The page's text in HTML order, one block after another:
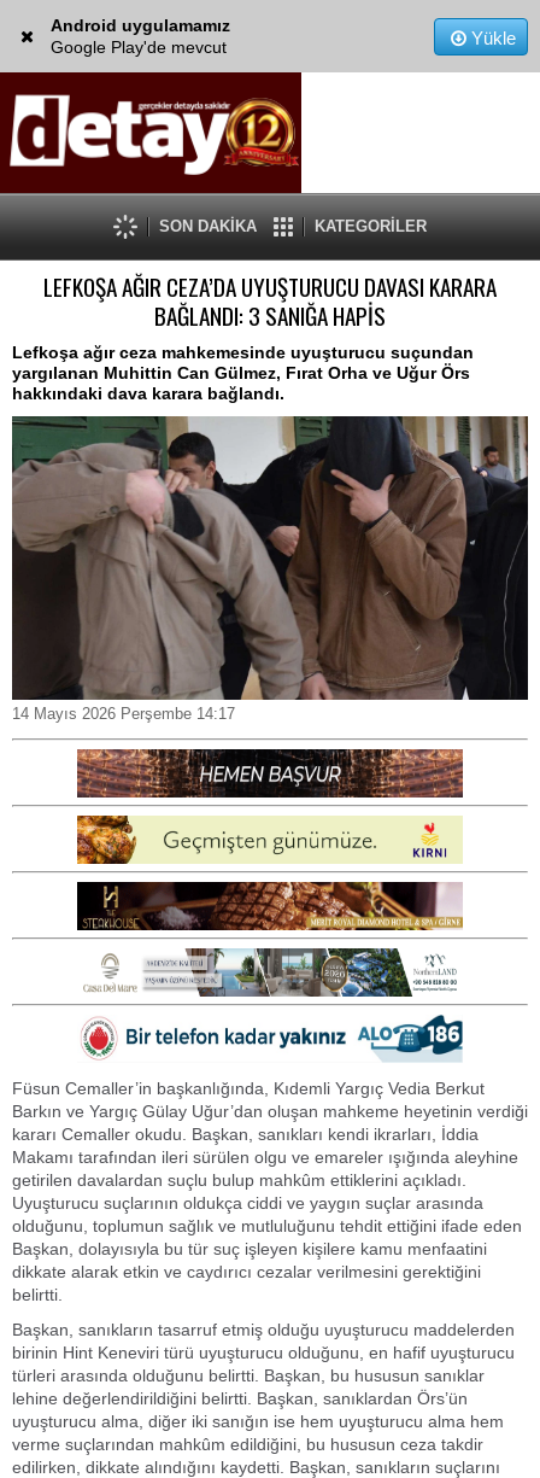
Android uygulamamız
Google Play'de mevcut
Yükle
SON DAKİKA KATEGORİLER
LEFKOŞA AĞIR CEZA’DA UYUŞTURUCU DAVASI KARARA
BAĞLANDI: 3 SANIĞA HAPİS
Lefkoşa ağır ceza mahkemesinde uyuşturucu suçundan
yargılanan Muhittin Can Gülmez, Fırat Orha ve Uğur Örs
hakkındaki dava karara bağlandı.
14 Mayıs 2026 Perşembe 14:17
Füsun Cemaller’in başkanlığında, Kıdemli Yargıç Vedia Berkut
Barkın ve Yargıç Gülay Uğur’dan oluşan mahkeme heyetinin verdiği
kararı Cemaller okudu. Başkan, sanıkları kendi ikrarları, İddia
Makamı tarafından ileri sürülen olgu ve emareler ışığında aleyhine
getirilen davalardan suçlu bulup mahkûm ettiklerini açıkladı.
Uyuşturucu suçlarının oldukça ciddi ve yaygın suçlar arasında
olduğunu, toplumun sağlık ve mutluluğunu tehdit ettiğini ifade eden
Başkan, dolayısıyla bu tür suç işleyen kişilere kamu menfaatini
dikkate alarak etkin ve caydırıcı cezalar verilmesini gerektiğini
belirtti.
Başkan, sanıkların tasarruf etmiş olduğu uyuşturucu maddelerden
birinin Hint Keneviri türü uyuşturucu olduğunu, en hafif uyuşturucu
türleri arasında olduğunu belirtti. Başkan, bu hususun sanıklar
lehine değerlendirildiğini belirtti. Başkan, sanıklardan Örs’ün
uyuşturucu alma, diğer iki sanığın ise hem uyuşturucu alma hem
verme suçlarından mahkûm edildiğini, bu hususun ceza takdir
edilirken, dikkate alındığını kaydetti. Başkan, sanıkların suçlarını